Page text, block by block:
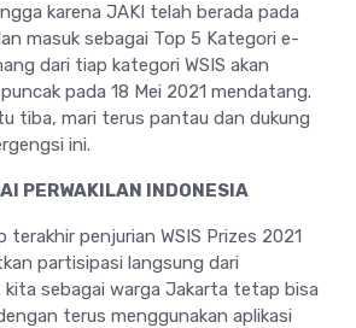
karena JAKI telah berada pada
masuk sebagai Top 5 Kategori e-
dari tiap kategori WSIS akan
pada 18 Mei 2021 mendatang.
tiba, mari terus pantau dan dukung
ini.
PERWAKILAN INDONESIA
terakhir penjurian WSIS Prizes 2021
partisipasi langsung dari
kita sebagai warga Jakarta tetap bisa
terus menggunakan aplikasi